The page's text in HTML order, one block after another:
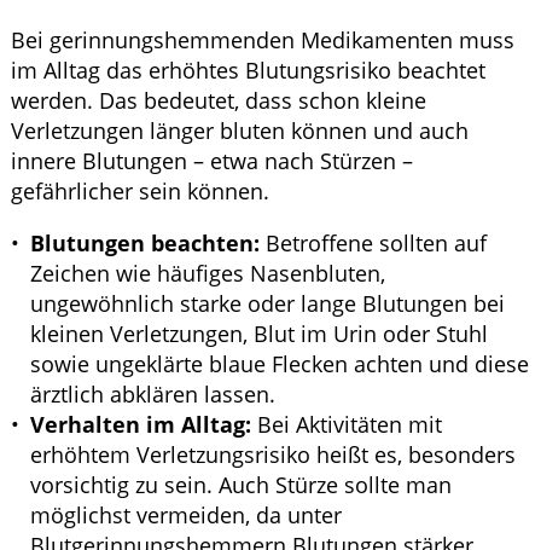
Bei gerinnungshemmenden Medikamenten muss
im Alltag das erhöhtes Blutungsrisiko beachtet
werden. Das bedeutet, dass schon kleine
Verletzungen länger bluten können und auch
innere Blutungen – etwa nach Stürzen –
gefährlicher sein können.
Blutungen beachten: Betroffene sollten auf
Zeichen wie häufiges Nasenbluten,
ungewöhnlich starke oder lange Blutungen bei
kleinen Verletzungen, Blut im Urin oder Stuhl
sowie ungeklärte blaue Flecken achten und diese
ärztlich abklären lassen.
Verhalten im Alltag: Bei Aktivitäten mit
erhöhtem Verletzungsrisiko heißt es, besonders
vorsichtig zu sein. Auch Stürze sollte man
möglichst vermeiden, da unter